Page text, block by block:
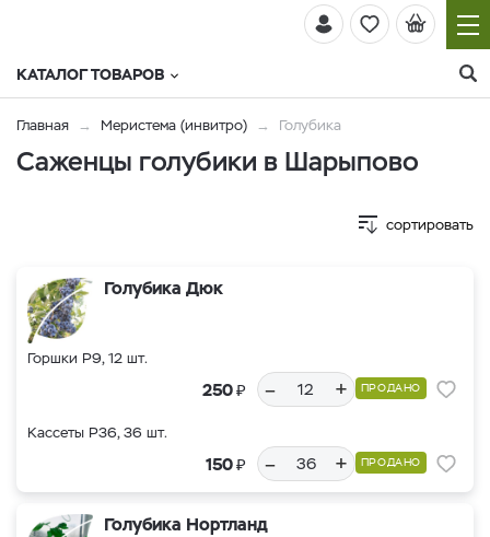
КАТАЛОГ ТОВАРОВ
Главная Меристема (инвитро) Голубика
Саженцы голубики в Шарыпово
сортировать
Голубика Дюк
Горшки Р9, 12 шт.
250₽ – + ПРОДАНО
Кассеты Р36, 36 шт.
150₽ – + ПРОДАНО
Голубика Нортланд